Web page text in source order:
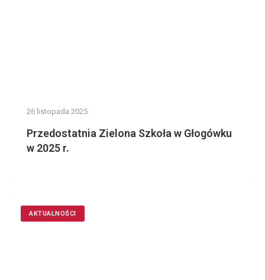
26 listopada 2025
Przedostatnia Zielona Szkoła w Głogówku
w 2025 r.
AKTUALNOŚCI